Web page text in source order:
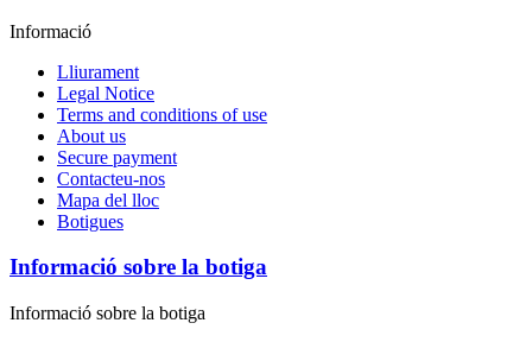
Informació
Lliurament
Legal Notice
Terms and conditions of use
About us
Secure payment
Contacteu-nos
Mapa del lloc
Botigues
Informació sobre la botiga
Informació sobre la botiga